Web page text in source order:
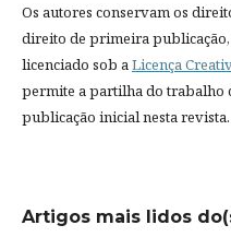
Os autores conservam os
direito de primeira
licenciado sob aLicença
permite a partilha do trabalho
publicação inicial nesta revista.
Artigos mais lidos